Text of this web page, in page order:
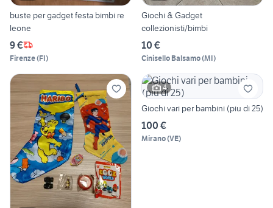
buste per gadget festa bimbi re
leone
9 €
Firenze(FI)
Giochi & Gadget
collezionisti/bimbi
10 €
Cinisello Balsamo(MI)
4
Giochi vari per bambini (piu di 25)
100 €
Mirano(VE)